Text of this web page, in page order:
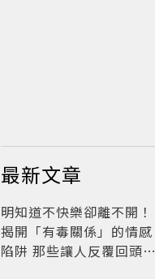
最新文章
明知道不快樂卻離不開！
揭開「有毒關係」的情感
陷阱 那些讓人反覆回頭的